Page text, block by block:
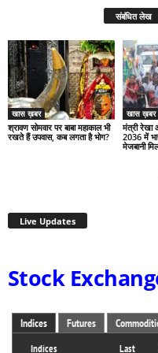
संबंधित लेख
खास ख़बर
श्रावण सोमवार पर बाबा महाकाल भी
रखते हैं उपवास, कब लगता है भोग?
खास ख़बर
मंत्री रेखा
2036 में
मेजबानी
Live Updates
Stock